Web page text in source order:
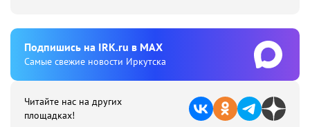
Подпишиcь на IRK.ru в MAX
Cамые свежие новости Иркутска
Читайте нас на других
площадках!